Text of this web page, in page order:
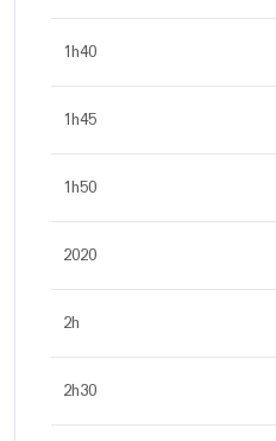
1h40
1h45
1h50
2020
2h
2h30